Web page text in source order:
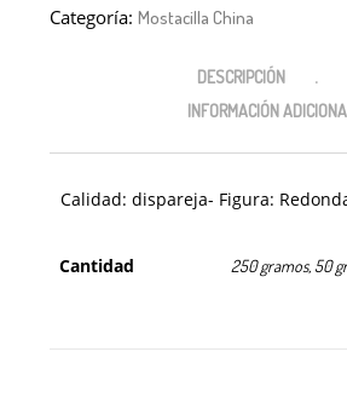
Categoría:Mostacilla China
DESCRIPCIÓN
INFORMACIÓN
Calidad: dispareja- Figura:
Cantidad 250 gramos, 50